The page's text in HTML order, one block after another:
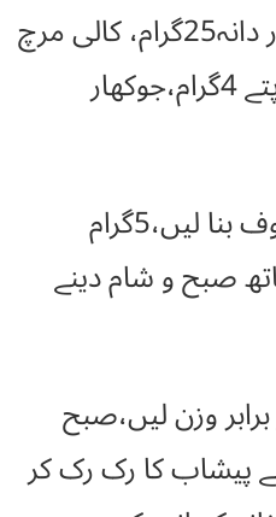
گڑ50گرام،انار دانہ25گرام، کالی مرچ
5 سے 7 گرام،پیپل کے پتے 4گرام،جوکھار
ان سب ادویات کاسفوف بنا لیں،5گرام
صبح و شام دینے
برابر وزن لیں،صبح
پیشاب کا رک رک کر